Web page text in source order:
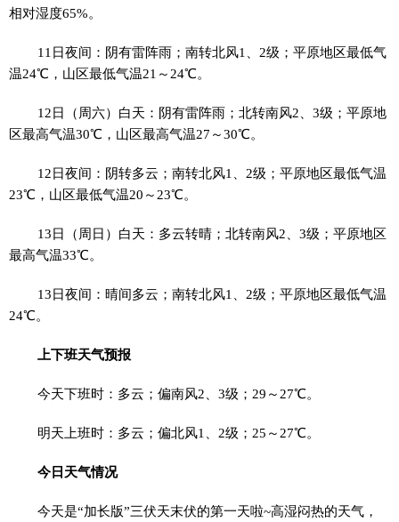
相对湿度65%。
11日夜间：阴有雷阵雨；南转北风1、2级；平原地区最低气
温24℃，山区最低气温21～24℃。
12日（周六）白天：阴有雷阵雨；北转南风2、3级；平原地
区最高气温30℃，山区最高气温27～30℃。
12日夜间：阴转多云；南转北风1、2级；平原地区最低气温
23℃，山区最低气温20～23℃。
13日（周日）白天：多云转晴；北转南风2、3级；平原地区
最高气温33℃。
13日夜间：晴间多云；南转北风1、2级；平原地区最低气温
24℃。
上下班天气预报
今天下班时：多云；偏南风2、3级；29～27℃。
明天上班时：多云；偏北风1、2级；25～27℃。
今日天气情况
今天是“加长版”三伏天末伏的第一天啦~高湿闷热的天气，